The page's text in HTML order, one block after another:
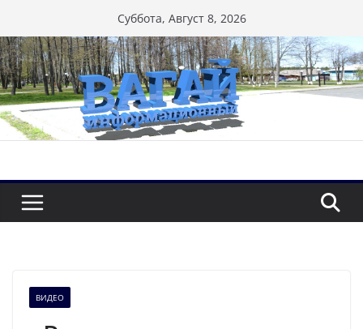
к
содержимому
Суббота, Август 8, 2026
ВИДЕО